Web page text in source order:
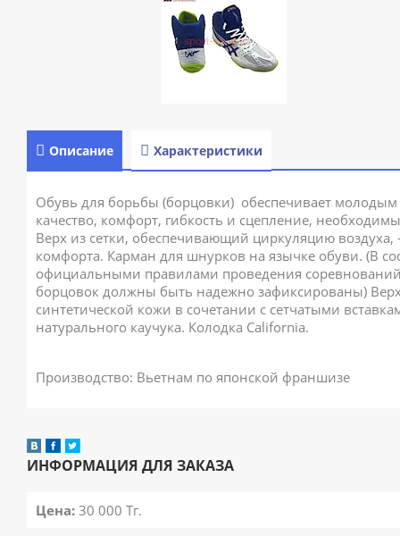
Описание Характеристики
Обувь для борьбы (борцовки) обеспечивает молодым
качество, комфорт, гибкость и сцепление,
Верх из сетки, обеспечивающий циркуляцию воздуха,
комфорта. Карман для шнурков на язычке обуви. (В
официальными правилами проведения
борцовок должны быть надежно зафиксированы)
синтетической кожи в сочетании с сетчатыми
натурального каучука. Колодка California.
Производство: Вьетнам по японской франшизе
ИНФОРМАЦИЯ ДЛЯ ЗАКАЗА
Цена: 30 000 Тг.